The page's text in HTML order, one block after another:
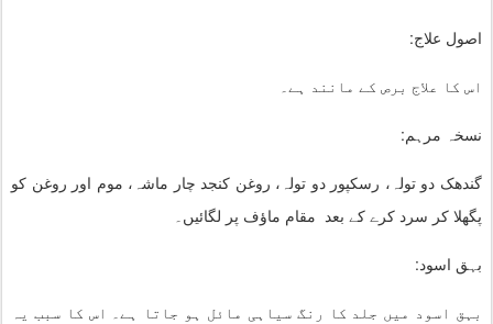
اصول علاج:
اس کا علاج برص کے مانند ہے۔
نسخہ مرہم:
گندھک دو تولہ، رسکپور دو تولہ، روغن کنجد چار ماشہ، موم اور روغن کو
پگھلا کر سرد کرے کے بعد مقام ماؤف پر لگائیں۔
بہق اسود:
بہق اسود میں جلد کا رنگ سیاہی مائل ہو جاتا ہے۔ اس کا سبب یہ